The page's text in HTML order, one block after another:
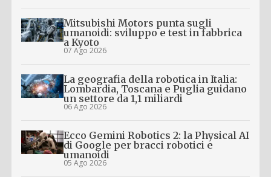
Mitsubishi Motors punta sugli
umanoidi: sviluppo e test in fabbrica
a Kyoto
07 Ago 2026
La geografia della robotica in Italia:
Lombardia, Toscana e Puglia guidano
un settore da 1,1 miliardi
06 Ago 2026
Ecco Gemini Robotics 2: la Physical AI
di Google per bracci robotici e
umanoidi
05 Ago 2026